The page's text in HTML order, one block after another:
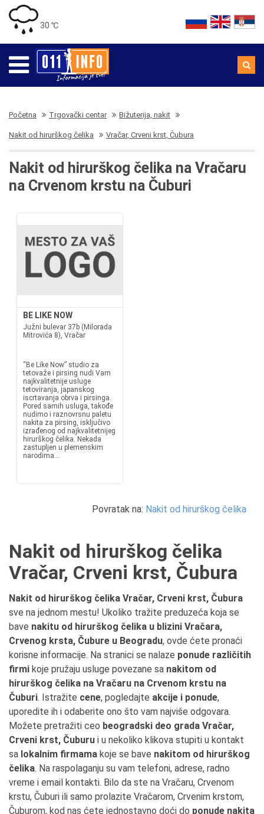
30 ℃
Početna Trgovački centar Bižuterija, nakit
Nakit od hirurškog čelika Vračar, Crveni krst, Čubura
Nakit od hirurškog čelika na Vračaru
na Crvenom krstu na Čuburi
BE LIKE NOW
Južni bulevar 37b (Milorada
Mitrovića 8), Vračar
“Be Like Now” studio za
tetovaže i pirsing nudi Vam
najkvalitetnije usluge
tetoviranja, japanskog
iscrtavanja obrva i pirsinga.
Pored samih usluga, takođe
nudimo i raznovrsnu paletu
nakita za pirsing, isključivo
izrađenog od najkvalitetnijeg
hirurškog čelika. Nekada
zastupljen u plemenskim
narodima...
Povratak na: Nakit od hirurškog čelika
Nakit od hirurškog čelika
Vračar, Crveni krst, Čubura
Nakit od hirurškog čelika Vračar, Crveni krst, Čubura
sve na jednom mestu! Ukoliko tražite preduzeća koja se
bave nakitu od hirurškog čelika u blizini Vračara,
Crvenog krsta, Čubure u Beogradu, ovde ćete pronaći
korisne informacije. Na stranici se nalaze ponude različitih
firmi koje pružaju usluge povezane sa nakitom od
hirurškog čelika na Vračaru na Crvenom krstu na
Čuburi. Istražite cene, pogledajte akcije i ponude,
uporedite ih i odaberite ono što vam najviše odgovara.
Možete pretražiti ceo beogradski deo grada Vračar,
Crveni krst, Čuburu i u nekoliko klikova stupiti u kontakt
sa lokalnim firmama koje se bave nakitom od hirurškog
čelika. Na raspolaganju su vam telefoni, adrese, radno
vreme i email kontakti. Bilo da ste na Vračaru, Crvenom
krstu, Čuburi ili samo prolazite Vračarom, Crvenim krstom,
Čuburom, kod nas ćete jednostavno doći do ponude nakita